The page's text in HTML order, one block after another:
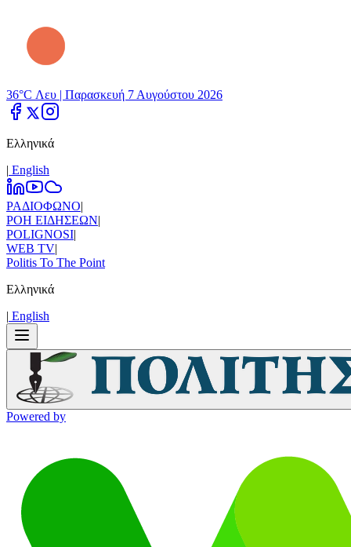
36°C Λευ | Παρασκευή 7 Αυγούστου 2026
Ελληνικά
| Εnglish
ΡΑΔΙΟΦΩΝΟ|
ΡΟΗ ΕΙΔΗΣΕΩΝ|
POLIGNOSI|
WEB TV|
Politis To The Point
Ελληνικά
| Εnglish
Powered by